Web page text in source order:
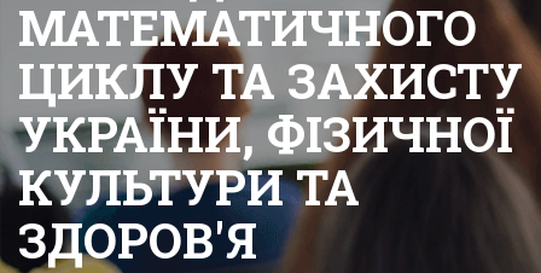
МАТЕМАТИЧНОГО
ЦИКЛУ ТА ЗАХИСТУ
УКРАЇНИ, ФІЗИЧНОЇ
КУЛЬТУРИ ТА
ЗДОРОВ'Я